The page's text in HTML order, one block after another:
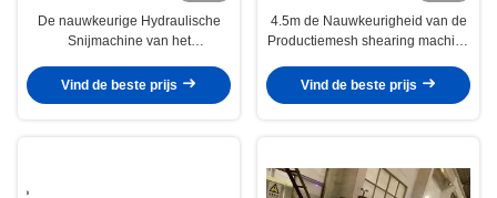
De nauwkeurige Hydraulische
Snijmachine van het
5.0mm Maximum Diameter
Vind de beste prijs
4.5m de Nauwkeurigheid van de
Productiemesh shearing machine
Vind de beste prijs